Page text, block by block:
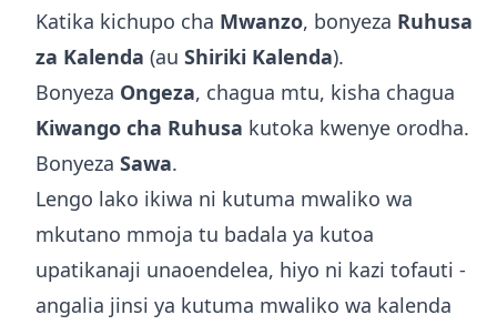
Katika kichupo cha Mwanzo, bonyeza Ruhusa
za Kalenda (au Shiriki Kalenda).
Bonyeza Ongeza, chagua mtu, kisha chagua
Kiwango cha Ruhusa kutoka kwenye orodha.
Bonyeza Sawa.
Lengo lako ikiwa ni kutuma mwaliko wa
mkutano mmoja tu badala ya kutoa
upatikanaji unaoendelea, hiyo ni kazi tofauti -
angalia jinsi ya kutuma mwaliko wa kalenda